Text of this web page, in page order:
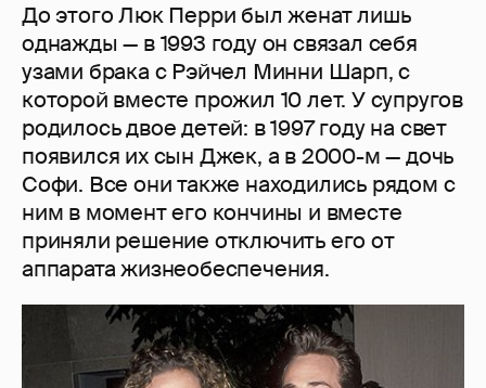
До этого Люк Перри был женат лишь
однажды — в 1993 году он связал себя
узами брака с Рэйчел Минни Шарп, с
которой вместе прожил 10 лет. У супругов
родилось двое детей: в 1997 году на свет
появился их сын Джек, а в 2000-м — дочь
Софи. Все они также находились рядом с
ним в момент его кончины и вместе
приняли решение отключить его от
аппарата жизнеобеспечения.